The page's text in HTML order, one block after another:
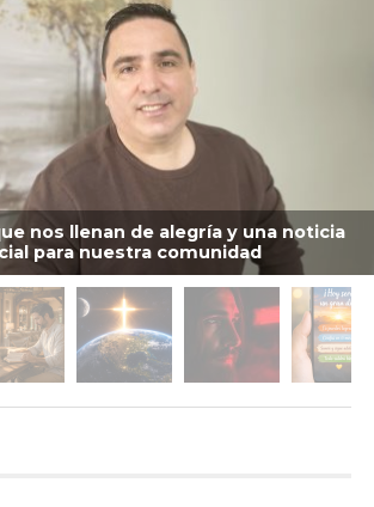
nos llenan de alegría y una noticia
para nuestra comunidad